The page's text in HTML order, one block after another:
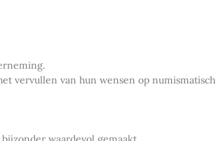
vervullen van hun wensen op numismatisch